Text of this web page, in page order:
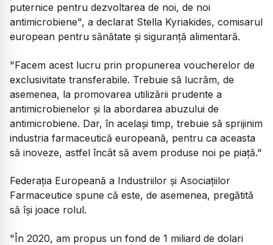
puternice pentru dezvoltarea de noi, de noi
antimicrobiene", a declarat Stella Kyriakides, comisarul
european pentru sănătate și siguranță alimentară.
"Facem acest lucru prin propunerea voucherelor de
exclusivitate transferabile. Trebuie să lucrăm, de
asemenea, la promovarea utilizării prudente a
antimicrobienelor și la abordarea abuzului de
antimicrobiene. Dar, în același timp, trebuie să sprijinim
industria farmaceutică europeană, pentru ca aceasta
să inoveze, astfel încât să avem produse noi pe piață."
Federația Europeană a Industriilor și Asociațiilor
Farmaceutice spune că este, de asemenea, pregătită
să își joace rolul.
"În 2020, am propus un fond de 1 miliard de dolari